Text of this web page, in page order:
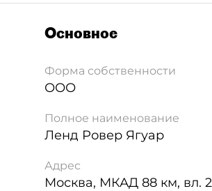
Основное
Форма собственности
ООО
Полное наименование
Ленд Ровер Ягуар
Адрес
Москва, МКАД 88 км, вл.